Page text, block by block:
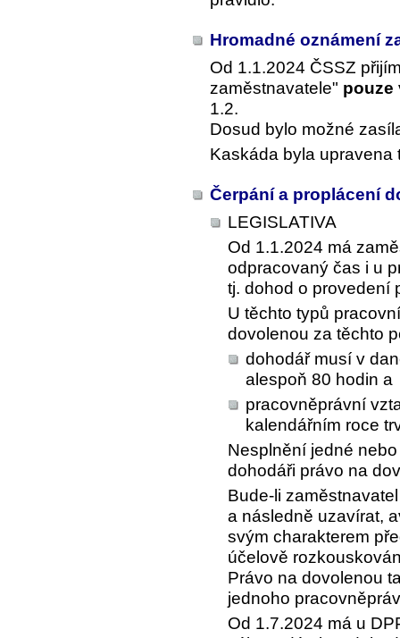
Hromadné oznámení
Od 1.1.2024 ČSSZ
zaměstnavatele" pouze
1.2.
Dosud bylo možné
Kaskáda byla upravena
Čerpání a proplácení
LEGISLATIVA
Od 1.1.2024 má
odpracovaný čas i u
tj. dohod o provedení
U těchto typů
dovolenou za těchto
dohodář musí v
alespoň 80 hodin a
pracovněprávní
kalendářním roce
Nesplnění jedné
dohodáři právo na
Bude-li
a následně uzavírat,
svým charakterem
účelově
Právo na dovolenou
jednoho
Od 1.7.2024 má u